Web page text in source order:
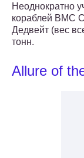
Неоднократно
кораблей ВМС
Дедвейт (вес
тонн.
Allure of